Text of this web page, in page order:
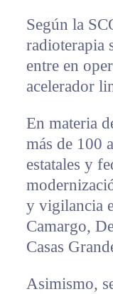
Según la
radioterapia
entre en
acelerador
En materia
más de 100
estatales y
y vigilancia
Camargo,
Casas
Asimismo,